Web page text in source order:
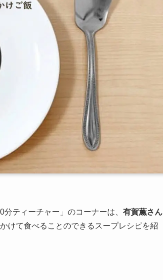
ティーチャー」のコーナーは、 有賀薫さん
けて食べることのできるスープレシピを紹